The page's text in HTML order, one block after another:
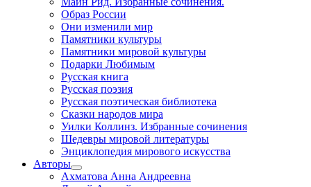
Образ России
Они изменили мир
Памятники культуры
Памятники мировой культуры
Подарки Любимым
Русская книга
Русская поэзия
Русская поэтическая библиотека
Сказки народов мира
Уилки Коллинз. Избранные сочинения
Шедевры мировой литературы
Энциклопедия мирового искусства
Авторы
Ахматова Анна Андреевна